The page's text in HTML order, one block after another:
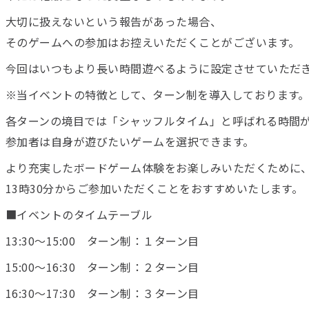
大切に扱えないという報告があった場合、
そのゲームへの参加はお控えいただくことがございます。
今回はいつもより長い時間遊べるように設定させていただ
※当イベントの特徴として、ターン制を導入しております。
各ターンの境目では「シャッフルタイム」と呼ばれる時間
参加者は自身が遊びたいゲームを選択できます。
より充実したボードゲーム体験をお楽しみいただくために、
13時30分からご参加いただくことをおすすめいたします。
■イベントのタイムテーブル
13:30〜15:00 ターン制：１ターン目
15:00〜16:30 ターン制：２ターン目
16:30〜17:30 ターン制：３ターン目